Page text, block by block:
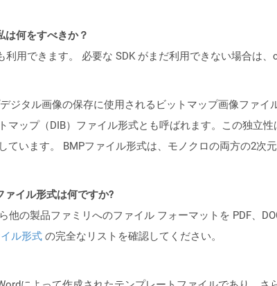
は何をすべきか？
用できます。 必要な SDK がまだ利用できない場合は、
ジタル画像の保存に使用されるビットマップ画像ファイ
マップ（DIB）ファイル形式とも呼ばれます。この独立
ています。 BMPファイル形式は、モノクロの両方の2次
ァイル形式は何ですか?
の製品ファミリへのファイル フォーマットを PDF、
ル形式 の完全なリストを確認してください。